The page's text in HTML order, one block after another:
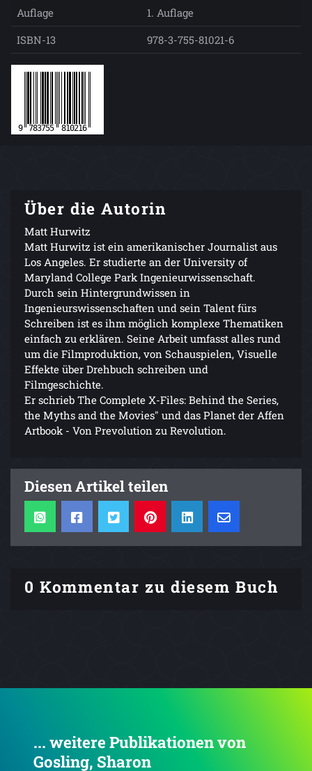
Auflage
1. Auflage
ISBN-13
978-3-755-81021-6
Über die Autorin
Matt Hurwitz
Matt Hurwitz ist ein amerikanischer Journalist aus
Los Angeles. Er studierte an der University of
Maryland College Park Ingenieurwissenschaft.
Durch sein Hintergrundwissen in
Ingenieurswissenschaften und sein Talent fürs
Schreiben ist es ihm möglich komplexe Thematiken
einfach zu erklären. Seine Arbeit umfasst alles rund
um die Filmproduktion, von Schauspielen, Visuelle
Effekte über Drehbuch schreiben und
Filmgeschichte.
Er schrieb The Complete X-Files: Behind the Series,
the Myths and the Movies" und das Planet der Affen
Artbook - Von Prevolution zu Revolution.
Diesen Artikel teilen
0 Kommentar zu diesem Buch
... weitere Publikationen von
Gosling, Sharon